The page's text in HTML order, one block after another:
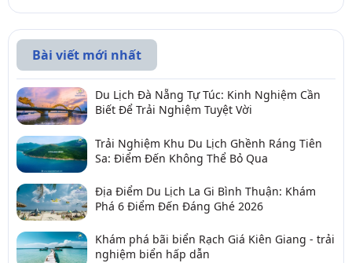
Bài viết mới nhất
Du Lịch Đà Nẵng Tự Túc: Kinh Nghiệm Cần
Biết Để Trải Nghiệm Tuyệt Vời
Trải Nghiệm Khu Du Lịch Ghềnh Ráng Tiên
Sa: Điểm Đến Không Thể Bỏ Qua
Địa Điểm Du Lịch La Gi Bình Thuận: Khám
Phá 6 Điểm Đến Đáng Ghé 2026
Khám phá bãi biển Rạch Giá Kiên Giang - trải
nghiệm biển hấp dẫn